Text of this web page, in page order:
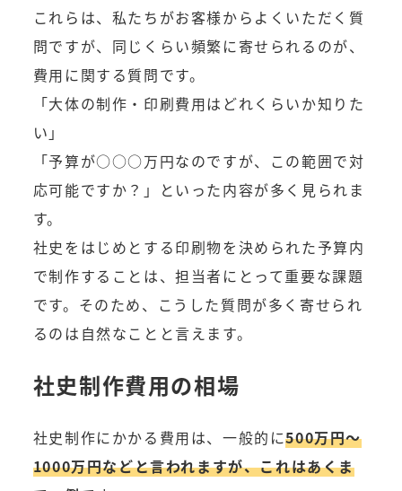
これらは、私たちがお客様からよくいただく質
問ですが、同じくらい頻繁に寄せられるのが、
費用に関する質問です。
「大体の制作・印刷費用はどれくらいか知りた
い」
「予算が○○○万円なのですが、この範囲で対
応可能ですか？」といった内容が多く見られま
す。
社史をはじめとする印刷物を決められた予算内
で制作することは、担当者にとって重要な課題
です。そのため、こうした質問が多く寄せられ
るのは自然なことと言えます。
社史制作費用の相場
社史制作にかかる費用は、一般的に500万円～
1000万円などと言われますが、これはあくま